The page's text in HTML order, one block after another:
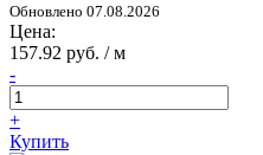
Обновлено 07.08.2026
Цена:
157.92 руб. / м
-
+
Купить